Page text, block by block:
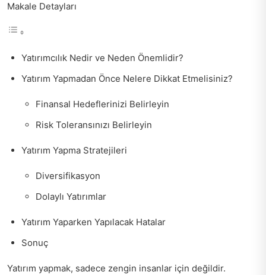
Makale Detayları
Yatırımcılık Nedir ve Neden Önemlidir?
Yatırım Yapmadan Önce Nelere Dikkat Etmelisiniz?
Finansal Hedeflerinizi Belirleyin
Risk Toleransınızı Belirleyin
Yatırım Yapma Stratejileri
Diversifikasyon
Dolaylı Yatırımlar
Yatırım Yaparken Yapılacak Hatalar
Sonuç
Yatırım yapmak, sadece zengin insanlar için değildir.